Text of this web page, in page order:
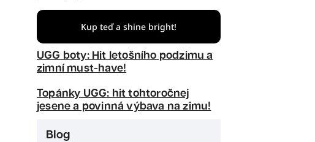
Kup teď a shine bright!
UGG boty: Hit letošního podzimu a
zimní must-have!
Topánky UGG: hit tohtoročnej
jesene a povinná výbava na zimu!
Blog